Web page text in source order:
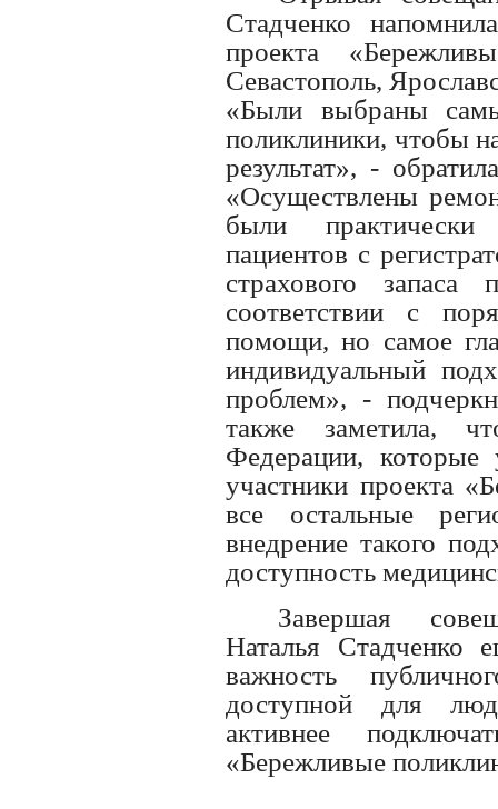
Стадченко
проекта
Севастополь,
«Были выбраны
поликлиники, чтобы
результат», -
«Осуществлены
были
пациентов с
страхового запаса
соответствии с
помощи, но самое
индивидуальный
проблем», -
также заметила,
Федерации, которые
участники проекта
все остальные
внедрение такого
доступность
Завершая
Наталья Стадченко
важность
доступной для
активнее
«Бережливые